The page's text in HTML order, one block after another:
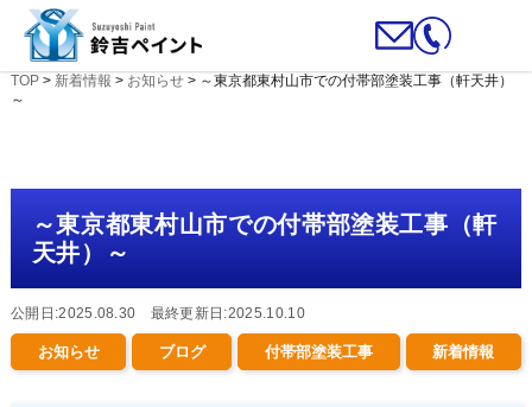
TOP> 新着情報 > お知らせ> ～東京都東村山市での付帯部塗装工事（軒天井）
～
～東京都東村山市での付帯部塗装工事（軒
天井）～
公開日:2025.08.30 最終更新日:2025.10.10
お知らせ ブログ 付帯部塗装工事 新着情報